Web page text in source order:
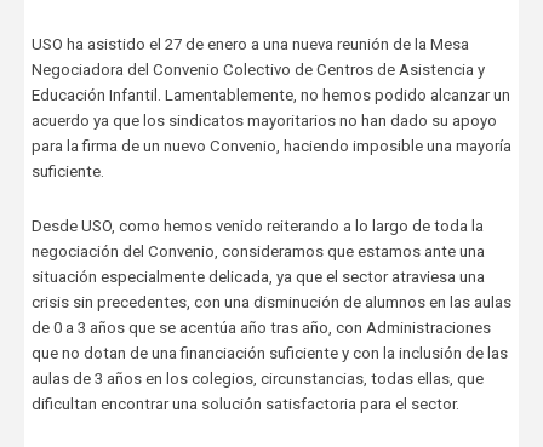
USO ha asistido el 27 de enero a una nueva reunión de la Mesa
Negociadora del Convenio Colectivo de Centros de Asistencia y
Educación Infantil. Lamentablemente, no hemos podido alcanzar un
acuerdo ya que los sindicatos mayoritarios no han dado su apoyo
para la firma de un nuevo Convenio, haciendo imposible una mayoría
suficiente.
Desde USO, como hemos venido reiterando a lo largo de toda la
negociación del Convenio, consideramos que estamos ante una
situación especialmente delicada, ya que el sector atraviesa una
crisis sin precedentes, con una disminución de alumnos en las aulas
de 0 a 3 años que se acentúa año tras año, con Administraciones
que no dotan de una financiación suficiente y con la inclusión de las
aulas de 3 años en los colegios, circunstancias, todas ellas, que
dificultan encontrar una solución satisfactoria para el sector.